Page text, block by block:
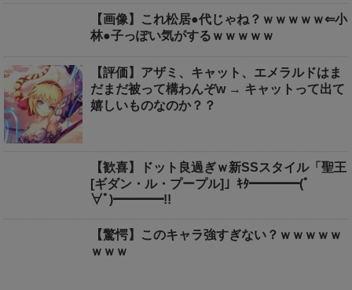
【画像】これ松居●代じゃね？ｗｗｗｗｗ⇐小
林●子っぽい気がするｗｗｗｗｗ
【評価】アザミ、キャット、エメラルドはま
だまだ被って構わんぞw → キャットって出て
嬉しいものなのか？？
【歓喜】ドット良過ぎｗ新SSスタイル「聖王
[ギダン・ル・プープル]」ｷﾀ━━━━(ﾟ
∀ﾟ)━━━━!!
【驚愕】このキャラ強すぎない？ｗｗｗｗｗ
ｗｗｗ